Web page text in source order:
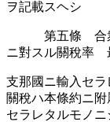
ヲ記載スヘシ
第五條 合衆國
ニ對スル關稅率󠄁
支那國ニ輸入セ
關稅ハ本條約ニ
セラレタルモノ